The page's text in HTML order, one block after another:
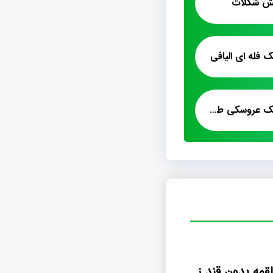
فله ای الیافی
فروش اینترنتی پشمک عروسکی طالبی